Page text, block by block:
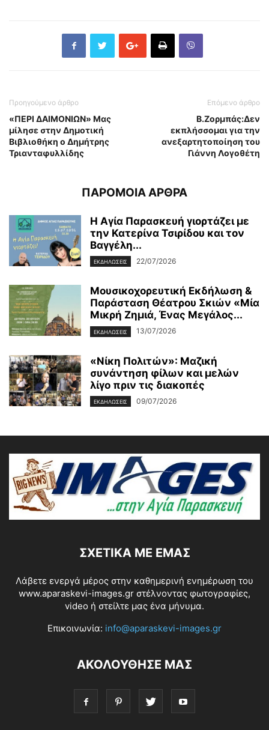
Προηγούμενο άρθρο
«ΠΕΡΙ ΔΑΙΜΟΝΙΩΝ» Μας
μίλησε στην Δημοτική
Βιβλιοθήκη ο Δημήτρης
Τριανταφυλλίδης
Επόμενο άρθρο
Β.Ζορμπάς:Δεν
εκπλήσσομαι για την
ανεξαρτητοποίηση του
Γιάννη Λογοθέτη
ΠΑΡΟΜΟΙΑ ΑΡΘΡΑ
Η Αγία Παρασκευή γιορτάζει με
την Κατερίνα Τσιρίδου και τον
Βαγγέλη...
ΕΚΔΗΛΩΣΕΙΣ 22/07/2026
Μουσικοχορευτική Εκδήλωση &
Παράσταση Θέατρου Σκιών «Μία
Μικρή Ζημιά, Ένας Μεγάλος...
ΕΚΔΗΛΩΣΕΙΣ 13/07/2026
«Νίκη Πολιτών»: Μαζική
συνάντηση φίλων και μελών
λίγο πριν τις διακοπές
ΕΚΔΗΛΩΣΕΙΣ 09/07/2026
ΣΧΕΤΙΚΆ ΜΕ ΕΜΆΣ
Λάβετε ενεργά μέρος στην καθημερινή ενημέρωση του
www.aparaskevi-images.gr στέλνοντας φωτογραφίες,
video ή στείλτε μας ένα μήνυμα.
Επικοινωνία: info@aparaskevi-images.gr
ΑΚΟΛΟΥΘΗΣΕ ΜΑΣ